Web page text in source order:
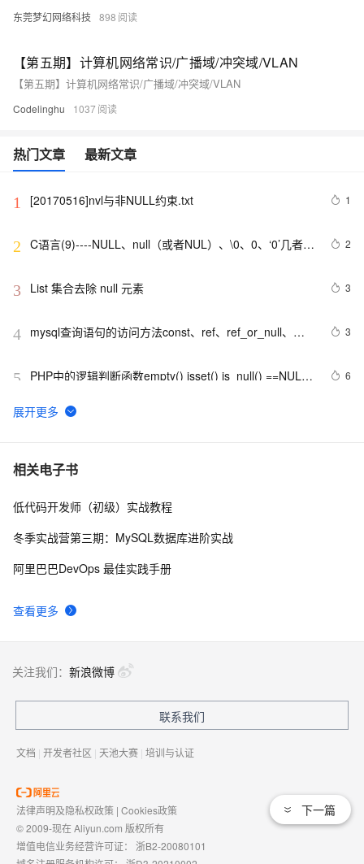
东莞梦幻网络科技 898
【第五期】计算机网络常识/广播域/冲突域/VLAN
【第五期】计算机网络常识/广播域/冲突域/VLAN
Codelinghu 1037
热门文章 最新文章
1 [20170516]nvl与非NULL约束.txt 1
2 C语言(9)----NULL、null（或者NUL）、\0、0、‘0’几者之
2
3 List 集合去除 null 元素 3
4 mysql查询语句的访问方法const、ref、ref_or_null、
3
5
PHP中的逻辑判断函数empty() isset() is_null() ==NULL
6
6
【错误记录】Kotlin 编译报错 ( Only safe (?.) or non-
7 引用类型赋值“.NET技术”为null与加速垃圾回收
8 mysql order by null
相关电子书
查看更多
低代码开发师（初级）实战教程
冬季实战营第三期：MySQL数据库进阶实战
阿里巴巴DevOps 最佳实践手册
下一篇
关注我们： 新浪微博
联系我们
文档 | 开发者社区 | 天池大赛 | 培训与认证
法律声明及隐私权政策 | Cookies政策
© 2009-现在 Aliyun.com 版权所有
增值电信业务经营许可证： 浙B2-20080101